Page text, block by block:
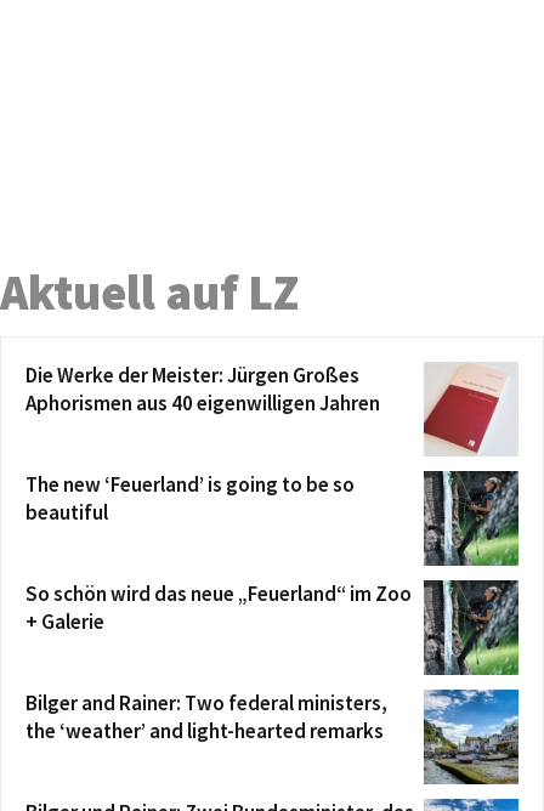
Aktuell auf LZ
Die Werke der Meister: Jürgen Großes
Aphorismen aus 40 eigenwilligen Jahren
The new ‘Feuerland’ is going to be so
beautiful
So schön wird das neue „Feuerland“ im Zoo
+ Galerie
Bilger and Rainer: Two federal ministers,
the ‘weather’ and light-hearted remarks